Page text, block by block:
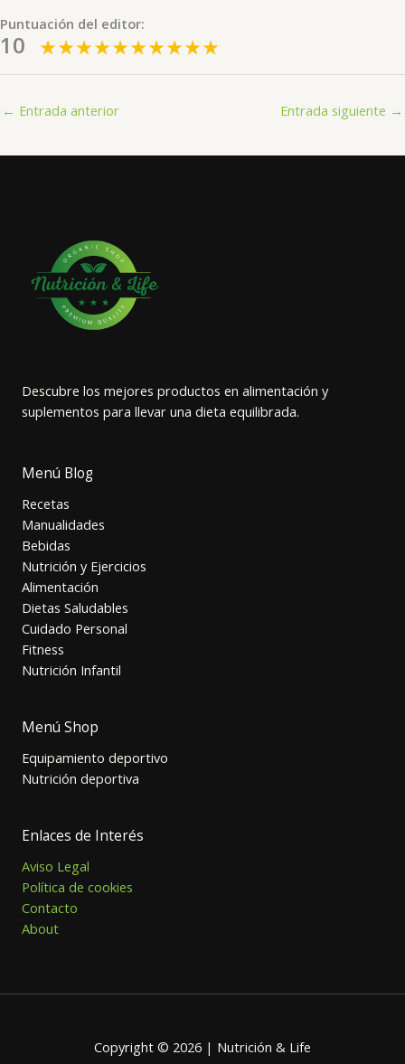
Puntuación del editor:
10
← Entrada anterior Entrada siguiente →
Descubre los mejores productos en alimentación y
suplementos para llevar una dieta equilibrada.
Menú Blog
Recetas
Manualidades
Bebidas
Nutrición y Ejercicios
Alimentación
Dietas Saludables
Cuidado Personal
Fitness
Nutrición Infantil
Menú Shop
Equipamiento deportivo
Nutrición deportiva
Enlaces de Interés
Aviso Legal
Política de cookies
Contacto
About
Copyright © 2026 | Nutrición & Life